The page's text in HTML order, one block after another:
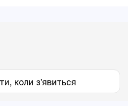
коли з'явиться